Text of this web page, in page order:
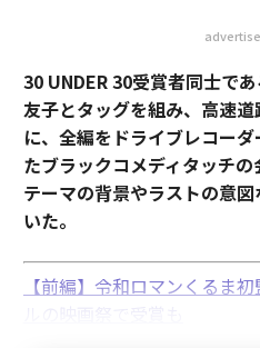
30 UNDER 30受賞者同士で
友子とタッグを組み、高速
に、全編をドライブレコー
たブラックコメディタッチの
テーマの背景やラストの意
いた。
【前編】令和ロマンくるま